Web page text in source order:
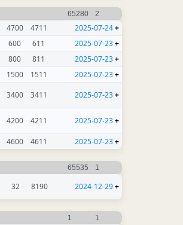
65280 2
4700 4711 2025-07-24+
600 611 2025-07-23+
800 811 2025-07-23+
1500 1511 2025-07-23+
3400 3411 2025-07-23+
4200 4211 2025-07-23+
4600 4611 2025-07-23+
65535 1
32 8190 2024-12-29+
1 1